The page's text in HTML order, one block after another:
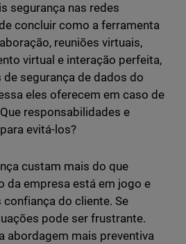
segurança nas redes
concluir como a ferramenta
reuniões virtuais,
virtual e interação perfeita,
segurança de dados do
eles oferecem em caso de
responsabilidades e
evitá-los?
custam mais do que
da empresa está em jogo e
do cliente. Se
pode ser frustrante.
abordagem mais preventiva